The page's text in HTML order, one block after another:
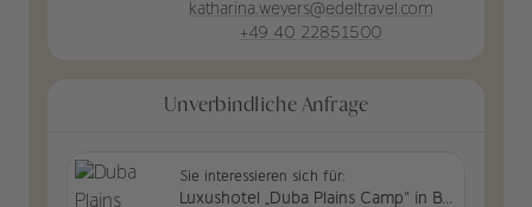
katharina.weyers@edeltravel.com
+49 40 22851500
Unverbindliche Anfrage
Sie interessieren sich für: